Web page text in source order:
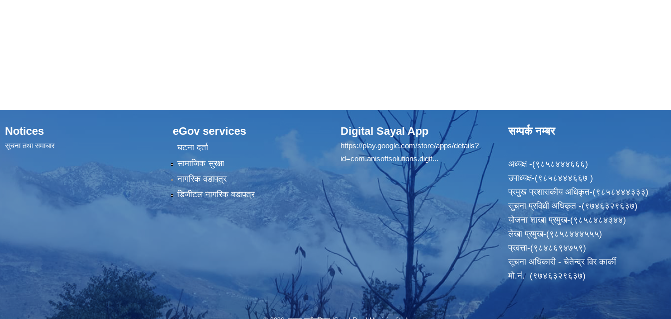
Notices
सूचना तथा समाचार
eGov services
घटना दर्ता
सामाजिक सुरक्षा
नागरिक वडापत्र
डिजीटल नागरिक वडापत्र
Digital Sayal App
https://play.google.com/store/apps/details?
id=com.anisoftsolutions.digit...
सम्पर्क नम्बर
अध्यक्ष -(९८५८४४४६६६)
उपाध्यक्ष-(९८५८४४४६६७ )
प्रमुख प्रशासकीय अधिकृत-(९८५८४४४३३३)
सुचना प्रविधी अधिकृत -(९७४६३२९६३७)
योजना शाखा प्रमुख-(९८५८४८४३४४)
लेखा प्रमुख-(९८५८४४४५५५)
प्रवत्ता-(९८४८६९४७५९)
सूचना अधिकारी - चेतेन्द्र विर कार्की
मो.नं. (९७४६३२९६३७)